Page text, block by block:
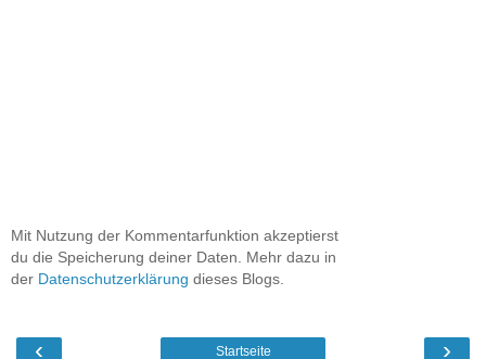
Mit Nutzung der Kommentarfunktion akzeptierst
du die Speicherung deiner Daten. Mehr dazu in
der Datenschutzerklärung dieses Blogs.
‹ ›
Startseite